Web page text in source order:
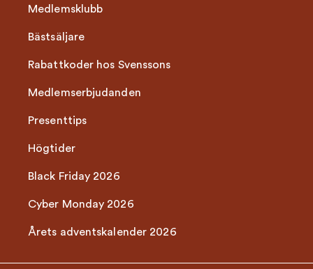
Medlemsklubb
Bästsäljare
Rabattkoder hos Svenssons
Medlemserbjudanden
Presenttips
Högtider
Black Friday 2026
Cyber Monday 2026
Årets adventskalender 2026